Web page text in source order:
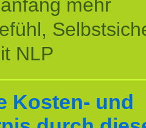
mehr
NLP
Kosten- und